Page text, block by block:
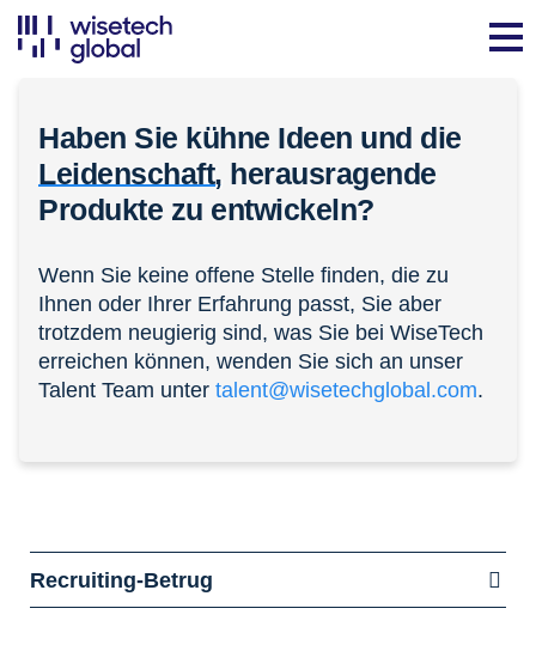
Haben Sie kühne Ideen und die
Leidenschaft, herausragende
Produkte zu entwickeln?
Wenn Sie keine offene Stelle finden, die zu
Ihnen oder Ihrer Erfahrung passt, Sie aber
trotzdem neugierig sind, was Sie bei WiseTech
erreichen können, wenden Sie sich an unser
Talent Team unter talent@wisetechglobal.com.
Recruiting-Betrug